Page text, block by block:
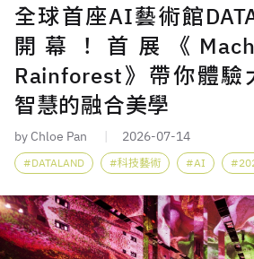
全球首座AI藝術館
開幕！首展《
Rainforest》帶你體驗
智慧的融合美學
by Chloe Pan 2026-07-14
DATALAND 科技藝術 AI